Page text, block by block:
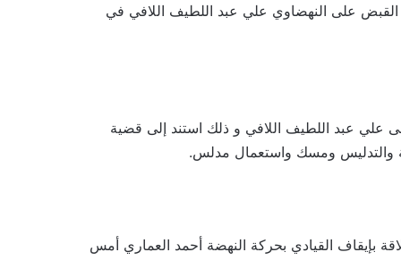
قناة الزيتونة ، بانه تم اليوم 5 مارس 2023 القاء القبض على النهضاوي علي عبد اللطيف اللافي في
علي عبد اللطيف اللافي و ذلك استند إلى قضية
والتدليس ومسك واستعمال مدلس.
بإيقاف القيادي بحركة النهضة أحمد العماري أمس